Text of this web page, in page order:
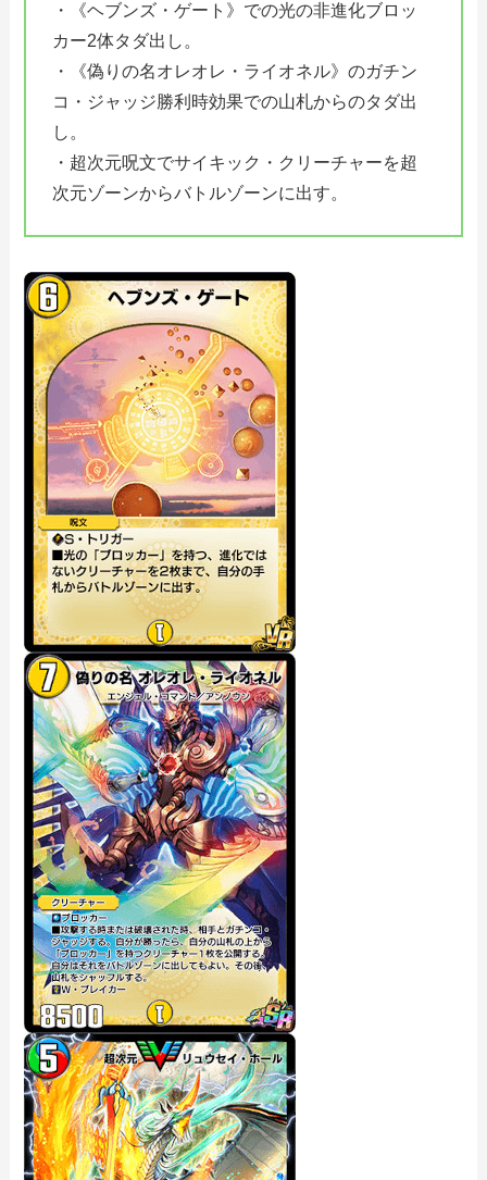
・《ヘブンズ・ゲート》での光の非進化ブロッ
カー2体タダ出し。
・《偽りの名オレオレ・ライオネル》のガチン
コ・ジャッジ勝利時効果での山札からのタダ出
し。
・超次元呪文でサイキック・クリーチャーを超
次元ゾーンからバトルゾーンに出す。